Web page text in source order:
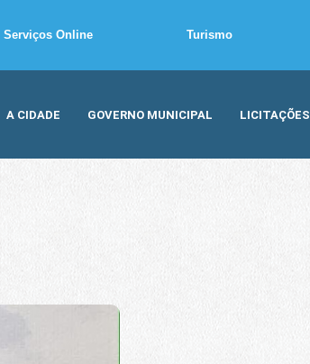
Serviços Online Turismo
A CIDADE GOVERNO MUNICIPAL LICITAÇÕES